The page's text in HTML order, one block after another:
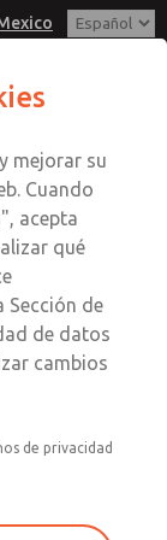
mejorar su
Cuando
acepta
qué
Sección de
de datos
cambios
de privacidad